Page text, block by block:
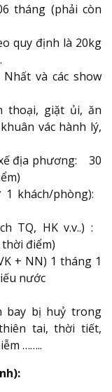
tháng (phải còn
quy định là 20kg
và các show
thoại, giặt ủi, ăn
vác hành lý,
địa phương: 30
khách/phòng):
TQ, HK v.v..) :
điểm)
+ NN) 1 tháng 1
nước
bay bị huỷ trong
tai, thời tiết,
……..